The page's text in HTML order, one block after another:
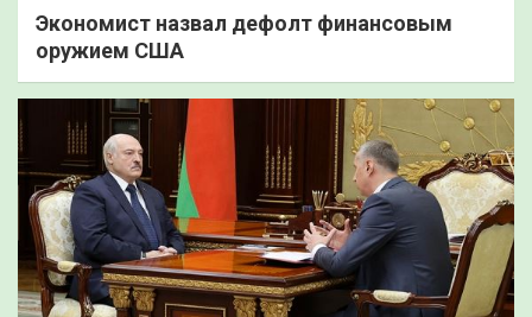
Экономист назвал дефолт финансовым
оружием США